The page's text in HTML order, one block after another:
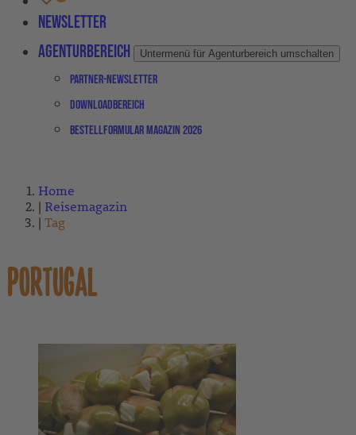
Newsletter
Agenturbereich
Untermenü für Agenturbereich umschalten
Partner-Newsletter
Downloadbereich
Bestellformular Magazin 2026
Home
Reisemagazin
Tag
PORTUGAL